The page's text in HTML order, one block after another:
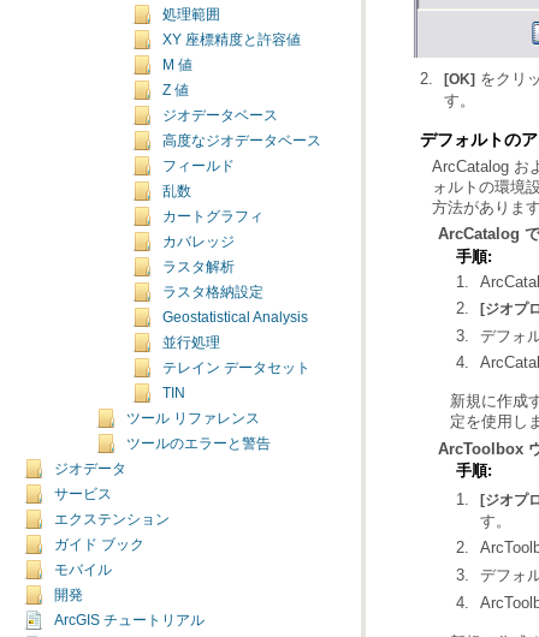
処理範囲
XY 座標精度と許容値
M 値
Z 値
ジオデータベース
高度なジオデータベース
フィールド
乱数
カートグラフィ
カバレッジ
ラスタ解析
ラスタ格納設定
Geostatistical Analysis
並行処理
テレイン データセット
TIN
ツール リファレンス
ツールのエラーと警告
ジオデータ
サービス
エクステンション
ガイド ブック
モバイル
開発
ArcGIS チュートリアル
[OK]
をクリ
す。
デフォルトの
方法がありま
ArcCatalog
手順:
[ジオプ
デフォ
定を使用し
ArcToolbox
手順:
[ジオプ
す。
デフォ